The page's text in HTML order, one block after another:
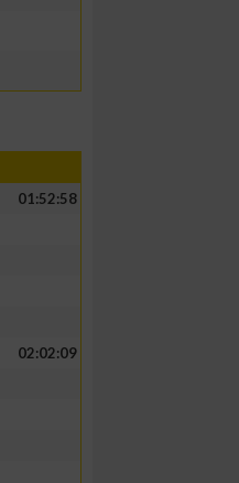
01:52:58
02:02:09